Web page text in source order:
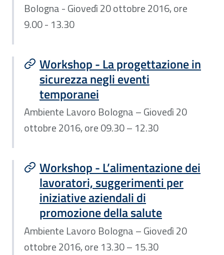
Bologna - Giovedì 20 ottobre 2016, ore
9.00 - 13.30
Workshop - La progettazione in
sicurezza negli eventi
temporanei
Ambiente Lavoro Bologna – Giovedì 20
ottobre 2016, ore 09.30 – 12.30
Workshop - L’alimentazione dei
lavoratori, suggerimenti per
iniziative aziendali di
promozione della salute
Ambiente Lavoro Bologna – Giovedì 20
ottobre 2016, ore 13.30 – 15.30